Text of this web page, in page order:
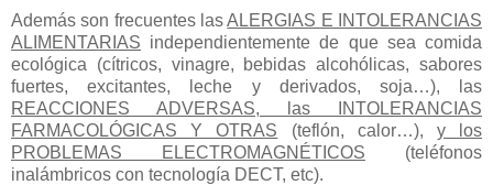
Además son frecuentes lasALERGIAS E INTOLERANCIAS
ALIMENTARIAS independientemente de que sea comida
ecológica (cítricos, vinagre, bebidas alcohólicas, sabores
fuertes, excitantes, leche y derivados, soja…), las
REACCIONES ADVERSAS, las INTOLERANCIAS
FARMACOLÓGICAS Y OTRAS (teflón, calor…), y los
PROBLEMAS ELECTROMAGNÉTICOS (teléfonos
inalámbricos con tecnología DECT, etc).